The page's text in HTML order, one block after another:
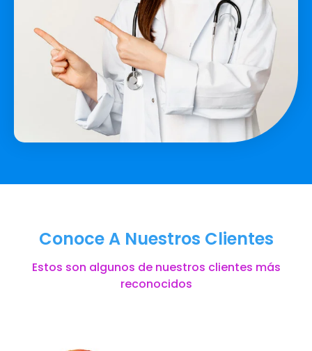
Conoce A Nuestros Clientes
Estos son algunos de nuestros clientes más
reconocidos